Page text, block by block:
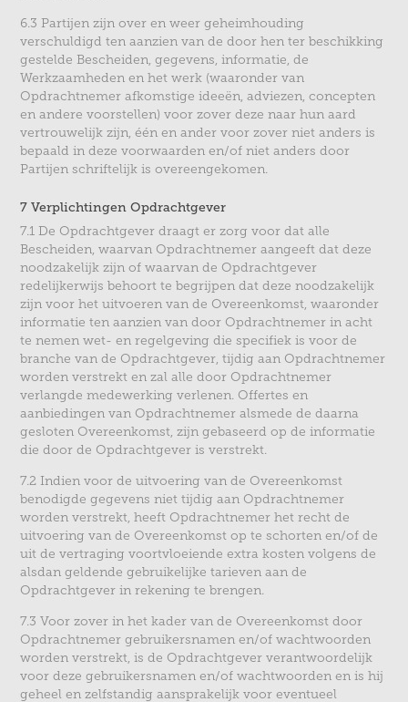
6.3 Partijen zijn over en weer geheimhouding
verschuldigd ten aanzien van de door hen ter beschikking
gestelde Bescheiden, gegevens, informatie, de
Werkzaamheden en het werk (waaronder van
Opdrachtnemer afkomstige ideeën, adviezen, concepten
en andere voorstellen) voor zover deze naar hun aard
vertrouwelijk zijn, één en ander voor zover niet anders is
bepaald in deze voorwaarden en/of niet anders door
Partijen schriftelijk is overeengekomen.
7 Verplichtingen Opdrachtgever
7.1 De Opdrachtgever draagt er zorg voor dat alle
Bescheiden, waarvan Opdrachtnemer aangeeft dat deze
noodzakelijk zijn of waarvan de Opdrachtgever
redelijkerwijs behoort te begrijpen dat deze noodzakelijk
zijn voor het uitvoeren van de Overeenkomst, waaronder
informatie ten aanzien van door Opdrachtnemer in acht
te nemen wet- en regelgeving die specifiek is voor de
branche van de Opdrachtgever, tijdig aan Opdrachtnemer
worden verstrekt en zal alle door Opdrachtnemer
verlangde medewerking verlenen. Offertes en
aanbiedingen van Opdrachtnemer alsmede de daarna
gesloten Overeenkomst, zijn gebaseerd op de informatie
die door de Opdrachtgever is verstrekt.
7.2 Indien voor de uitvoering van de Overeenkomst
benodigde gegevens niet tijdig aan Opdrachtnemer
worden verstrekt, heeft Opdrachtnemer het recht de
uitvoering van de Overeenkomst op te schorten en/of de
uit de vertraging voortvloeiende extra kosten volgens de
alsdan geldende gebruikelijke tarieven aan de
Opdrachtgever in rekening te brengen.
7.3 Voor zover in het kader van de Overeenkomst door
Opdrachtnemer gebruikersnamen en/of wachtwoorden
worden verstrekt, is de Opdrachtgever verantwoordelijk
voor deze gebruikersnamen en/of wachtwoorden en is hij
geheel en zelfstandig aansprakelijk voor eventueel